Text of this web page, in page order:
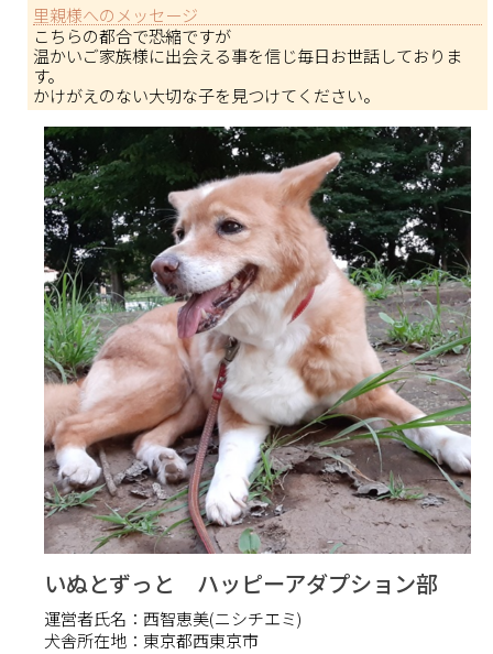
里親様へのメッセージ
こちらの都合で恐縮ですが
温かいご家族様に出会える事を信じ毎日お世話しておりま
す。
かけがえのない大切な子を見つけてください。
いぬとずっと ハッピーアダプション部
運営者氏名： 西智恵美(ニシチエミ)
犬舎所在地： 東京都西東京市